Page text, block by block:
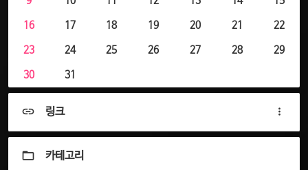
16 17 18 19 20 21 22
23 24 25 26 27 28 29
30 31
링크
카테고리